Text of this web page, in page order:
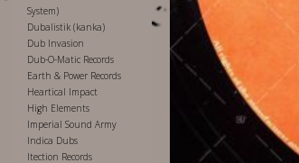
System)
Dubalistik (kanka)
Dub Invasion
Dub-O-Matic Records
Earth & Power Records
Heartical Impact
High Elements
Imperial Sound Army
Indica Dubs
Itection Records